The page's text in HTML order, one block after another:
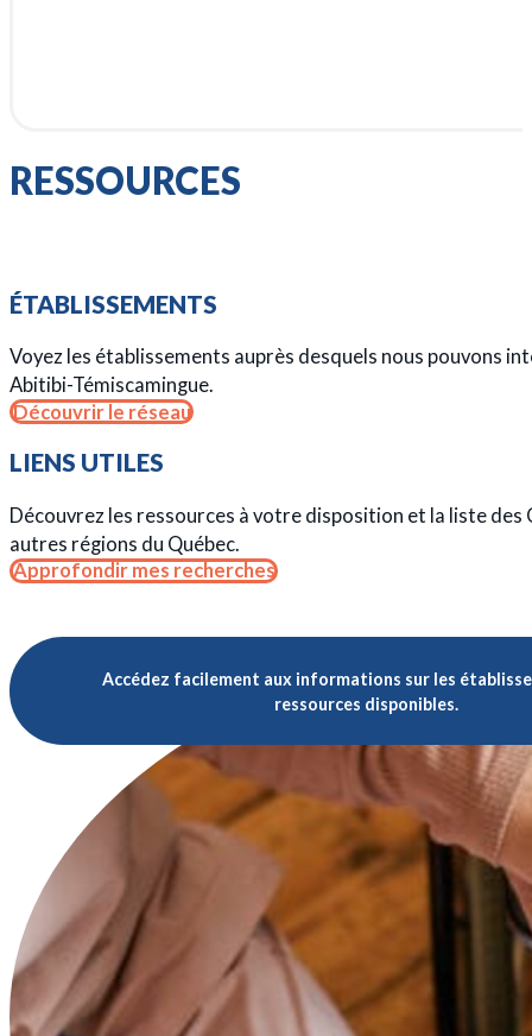
RESSOURCES
ÉTABLISSEMENTS
Voyez les établissements auprès desquels nous pouvons
Abitibi-Témiscamingue.
Découvrir le réseau
LIENS UTILES
Découvrez les ressources à votre disposition et la liste des
autres régions du Québec.
Approfondir mes recherches
Accédez facilement aux informations sur les
ressources disponibles.